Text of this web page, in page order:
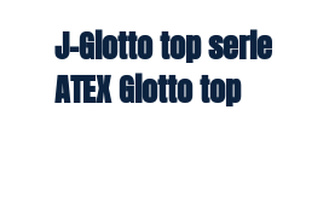
J-Giotto top serie
ATEX Giotto top